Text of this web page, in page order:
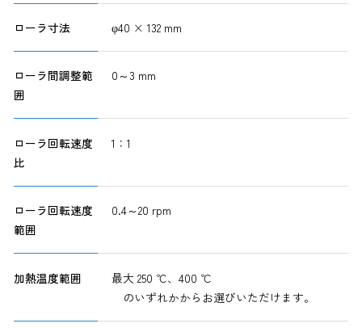
ローラ寸法 φ40 × 132 mm
ローラ間調整範
囲
0～3 mm
ローラ回転速度
比
1：1
ローラ回転速度
範囲
0.4～20 rpm
加熱温度範囲
最大 250 ℃、400 ℃
のいずれかからお選びいただけます。